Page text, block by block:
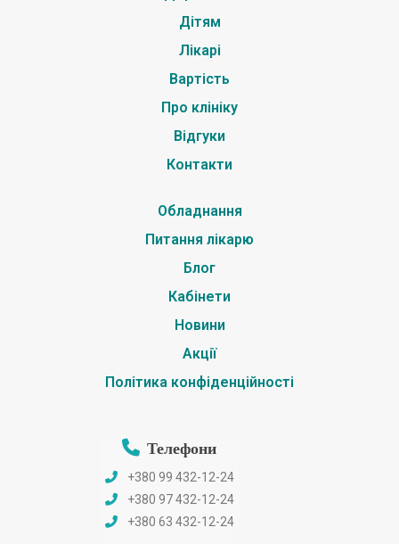
Дітям
Лікарі
Вартість
Про клініку
Відгуки
Контакти
Обладнання
Питання лікарю
Блог
Кабінети
Новини
Акції
Політика конфіденційності
Телефони
+380 99 432-12-24
+380 97 432-12-24
+380 63 432-12-24